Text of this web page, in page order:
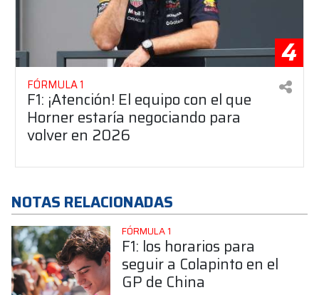
4
FÓRMULA 1
F1: ¡Atención! El equipo con el que
Horner estaría negociando para
volver en 2026
NOTAS RELACIONADAS
FÓRMULA 1
F1: los horarios para
seguir a Colapinto en el
GP de China